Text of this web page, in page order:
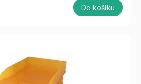
Do košíku